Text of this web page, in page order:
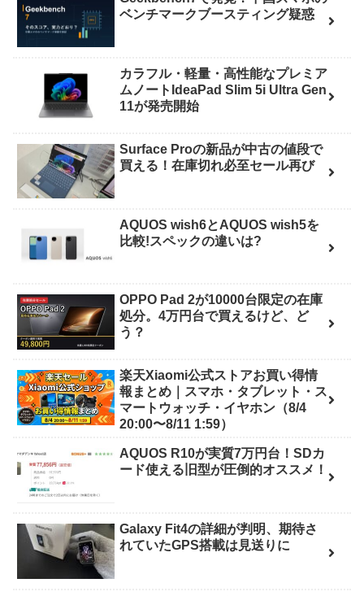
ベンチマークブースティング疑惑
カラフル・軽量・高性能なプレミア
ムノートIdeaPad Slim 5i Ultra Gen
11が発売開始
Surface Proの新品が中古の値段で
買える！在庫切れ必至セール再び
AQUOS wish6とAQUOS wish5を
比較!スペックの違いは?
OPPO Pad 2が10000台限定の在庫
処分。4万円台で買えるけど、ど
う？
楽天Xiaomi公式ストアお買い得情
報まとめ｜スマホ・タブレット・ス
マートウォッチ・イヤホン（8/4
20:00〜8/11 1:59）
AQUOS R10が実質7万円台！SDカ
ード使える旧型が圧倒的オススメ！
Galaxy Fit4の詳細が判明、期待さ
れていたGPS搭載は見送りに